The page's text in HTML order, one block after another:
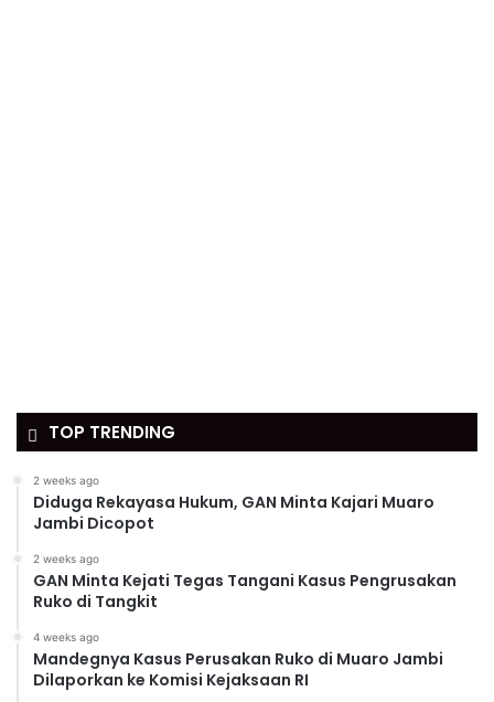
TOP TRENDING
2 weeks ago
Diduga Rekayasa Hukum, GAN Minta Kajari Muaro
Jambi Dicopot
2 weeks ago
GAN Minta Kejati Tegas Tangani Kasus Pengrusakan
Ruko di Tangkit
4 weeks ago
Mandegnya Kasus Perusakan Ruko di Muaro Jambi
Dilaporkan ke Komisi Kejaksaan RI